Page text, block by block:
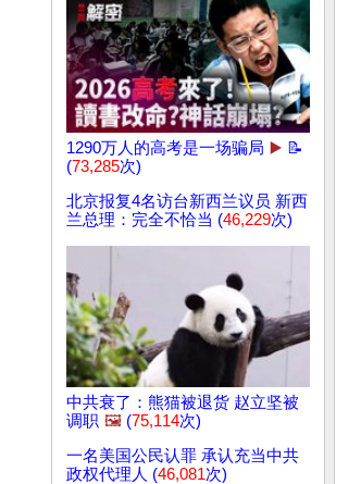
1290万人的高考是一场骗局 ▶️ 📝
(73,285次)
北京报复4名访台新西兰议员 新西
兰总理：完全不恰当 (46,229次)
中共衰了：熊猫被退货 赵立坚被
调职 🖼️ (75,114次)
一名美国公民认罪 承认充当中共
政权代理人 (46,081次)